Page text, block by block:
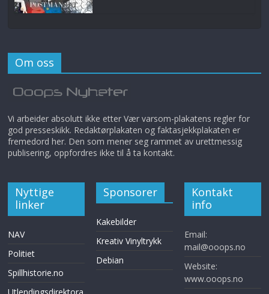
Om oss
Vi arbeider absolutt ikke etter Vær varsom-plakatens regler for
god presseskikk. Redaktørplakaten og faktasjekkplakaten er
fremedord her. Den som mener seg rammet av urettmessig
publisering, oppfordres ikke til å ta kontakt.
Nyttige
linker
NAV
Politiet
Spillhistorie.no
Sponsorer
Kakebilder
Kreativ Vinyltrykk
Debian
Kontakt
info
Email:
mail@ooops.no
Website:
www.ooops.no